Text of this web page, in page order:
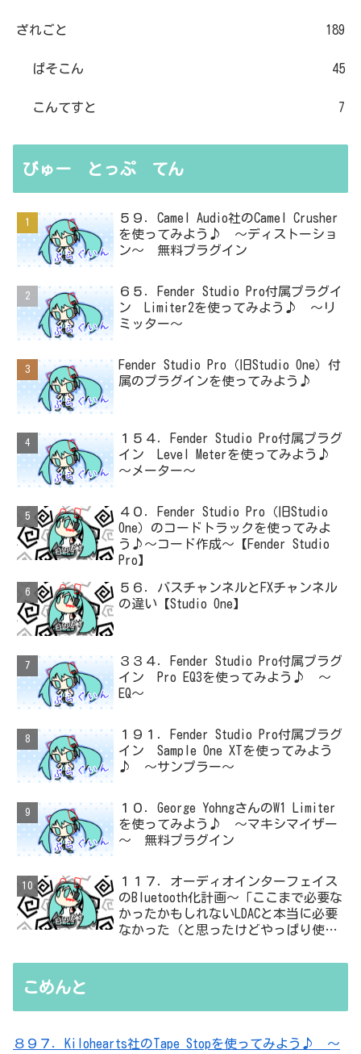
ざれごと 189
ぱそこん 45
こんてすと 7
びゅー とっぷ てん
５９．Camel Audio社のCamel Crusher
を使ってみよう♪ ～ディストーショ
ン～ 無料プラグイン
６５．Fender Studio Pro付属プラグイ
ン Limiter2を使ってみよう♪ ～リ
ミッター～
Fender Studio Pro（旧Studio One）付
属のプラグインを使ってみよう♪
１５４．Fender Studio Pro付属プラグ
イン Level Meterを使ってみよう♪
～メーター～
４０．Fender Studio Pro（旧Studio
One）のコードトラックを使ってみよ
う♪～コード作成～【Fender Studio
Pro】
５６．バスチャンネルとFXチャンネル
の違い【Studio One】
３３４．Fender Studio Pro付属プラグ
イン Pro EQ3を使ってみよう♪ ～
EQ～
１９１．Fender Studio Pro付属プラグ
イン Sample One XTを使ってみよう
♪ ～サンプラー～
１０．George YohngさんのW1 Limiter
を使ってみよう♪ ～マキシマイザー
～ 無料プラグイン
１１７．オーディオインターフェイス
のBluetooth化計画～「ここまで必要な
かったかもしれないLDACと本当に必要
なかった（と思ったけどやっぱり使っ
無駄を重ねた結論はシンプルだった
こめんと
８９７．Kilohearts社のTape Stopを使ってみよう♪ ～